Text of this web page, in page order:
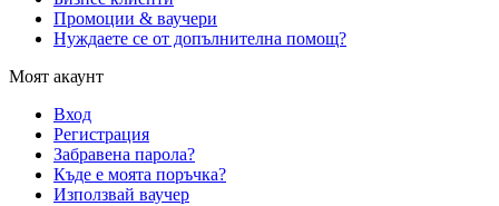
Промоции & ваучери
Нуждаете се от допълнителна помощ?
Моят акаунт
Вход
Регистрация
Забравена парола?
Къде е моята поръчка?
Използвай ваучер